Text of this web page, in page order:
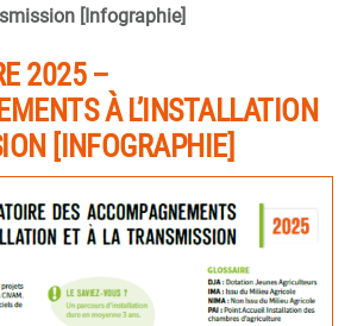
[Infographie]
2025 –
À L’INSTALLATION
[INFOGRAPHIE]